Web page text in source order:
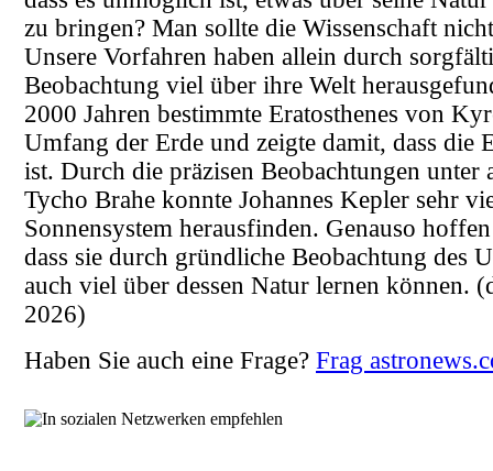
zu bringen? Man sollte die Wissenschaft
Unsere Vorfahren haben allein durch
Beobachtung viel über ihre Welt
2000 Jahren bestimmte Eratosthenes von
Umfang der Erde und zeigte damit, dass die
ist. Durch die präzisen Beobachtungen unter
Tycho Brahe konnte Johannes Kepler sehr
Sonnensystem herausfinden. Genauso
dass sie durch gründliche Beobachtung des
auch viel über dessen Natur lernen können.
2026)
Haben Sie auch eine Frage? Frag